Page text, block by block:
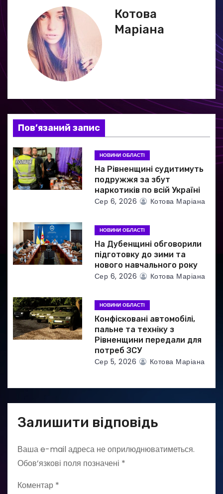
я
з
а
п
и
с
і
в
Котова
Маріана
Пов’язаний запис
НОВИНИ ОБЛАСТІ
На Рівненщині судитимуть
подружжя за збут
наркотиків по всій Україні
Сер 6, 2026 Котова Маріана
НОВИНИ ОБЛАСТІ
На Дубенщині обговорили
підготовку до зими та
нового навчального року
Сер 6, 2026 Котова Маріана
НОВИНИ ОБЛАСТІ
Конфісковані автомобілі,
пальне та техніку з
Рівненщини передали для
потреб ЗСУ
Сер 5, 2026 Котова Маріана
Залишити відповідь
Ваша e-mail адреса не оприлюднюватиметься.
Обов’язкові поля позначені *
Коментар *